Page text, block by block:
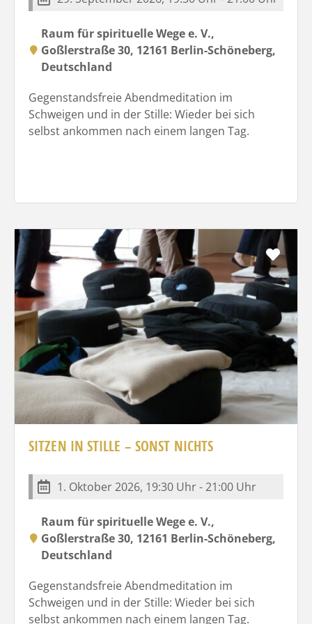
Raum für spirituelle Wege e. V.,
Goßlerstraße 30, 12161 Berlin-Schöneberg,
Deutschland
Gegenstandsfreie Abendmeditation im
Schweigen und in der Stille: Wieder bei sich
selbst ankommen nach einem langen Tag.
SITZEN IN STILLE – SONST NICHTS
1. Oktober 2026, 19:30 Uhr - 21:00 Uhr
Raum für spirituelle Wege e. V.,
Goßlerstraße 30, 12161 Berlin-Schöneberg,
Deutschland
Gegenstandsfreie Abendmeditation im
Schweigen und in der Stille: Wieder bei sich
selbst ankommen nach einem langen Tag.